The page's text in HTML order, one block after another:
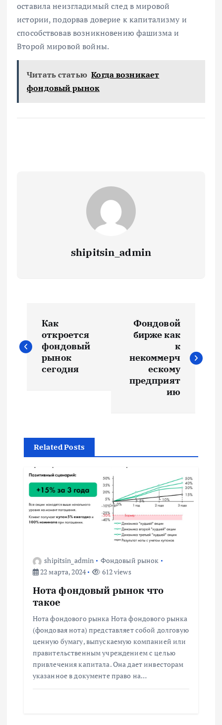
оставила неизгладимый след в мировой
истории, подорвав доверие к капитализму и
способствовав возникновению фашизма и
Второй мировой войны.
Читать статью Когда возникает
фондовый рынок
shipitsin_admin
а
а
ц
и
я
Как
откроется
фондовый
рынок
сегодня
Фондовой
бирже как
к
некоммерч
ескому
предприят
ию
Related Posts
shipitsin_admin
Фондовый рынок
22 марта, 2024
612 views
Нота фондовый рынок что
такое
Нота фондового рынка Нота фондового рынка
(фондовая нота) представляет собой долговую
ценную бумагу, выпускаемую компанией или
правительственным учреждением с целью
привлечения капитала. Она дает инвесторам
указанное в документе право на…